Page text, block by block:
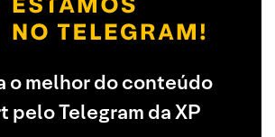
o melhor do conteúdo
pelo Telegram da XP